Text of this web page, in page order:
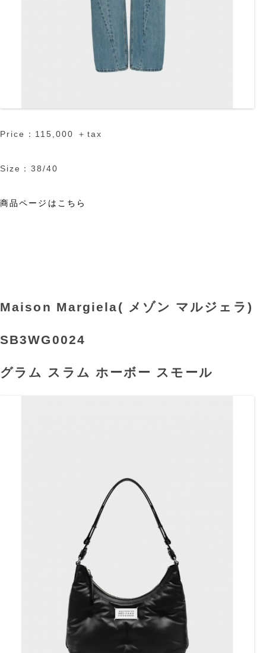
Price：115,000 ＋tax
Size：38/40
商品ページはこちら
Maison Margiela( メゾン マルジェラ)
SB3WG0024
グラム スラム ホーボー スモール